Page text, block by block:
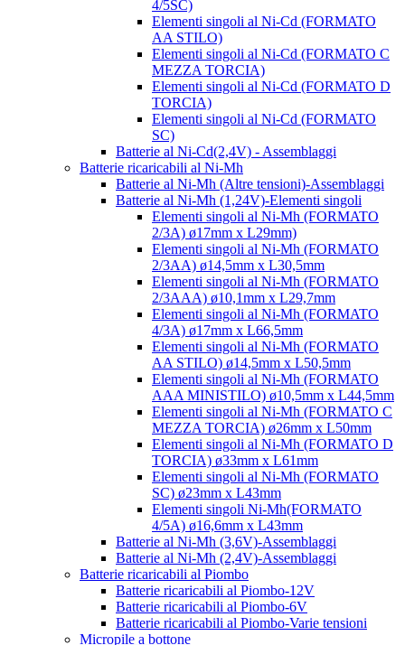
4/5SC)
Elementi singoli al Ni-Cd (FORMATO
AA STILO)
Elementi singoli al Ni-Cd (FORMATO C
MEZZA TORCIA)
Elementi singoli al Ni-Cd (FORMATO D
TORCIA)
Elementi singoli al Ni-Cd (FORMATO
SC)
Batterie al Ni-Cd(2,4V) - Assemblaggi
Batterie ricaricabili al Ni-Mh
Batterie al Ni-Mh (Altre tensioni)-Assemblaggi
Batterie al Ni-Mh (1,24V)-Elementi singoli
Elementi singoli al Ni-Mh (FORMATO
2/3A) ø17mm x L29mm)
Elementi singoli al Ni-Mh (FORMATO
2/3AA) ø14,5mm x L30,5mm
Elementi singoli al Ni-Mh (FORMATO
2/3AAA) ø10,1mm x L29,7mm
Elementi singoli al Ni-Mh (FORMATO
4/3A) ø17mm x L66,5mm
Elementi singoli al Ni-Mh (FORMATO
AA STILO) ø14,5mm x L50,5mm
Elementi singoli al Ni-Mh (FORMATO
AAA MINISTILO) ø10,5mm x L44,5mm
Elementi singoli al Ni-Mh (FORMATO C
MEZZA TORCIA) ø26mm x L50mm
Elementi singoli al Ni-Mh (FORMATO D
TORCIA) ø33mm x L61mm
Elementi singoli al Ni-Mh (FORMATO
SC) ø23mm x L43mm
Elementi singoli Ni-Mh(FORMATO
4/5A) ø16,6mm x L43mm
Batterie al Ni-Mh (3,6V)-Assemblaggi
Batterie al Ni-Mh (2,4V)-Assemblaggi
Batterie ricaricabili al Piombo
Batterie ricaricabili al Piombo-12V
Batterie ricaricabili al Piombo-6V
Batterie ricaricabili al Piombo-Varie tensioni
Micropile a bottone